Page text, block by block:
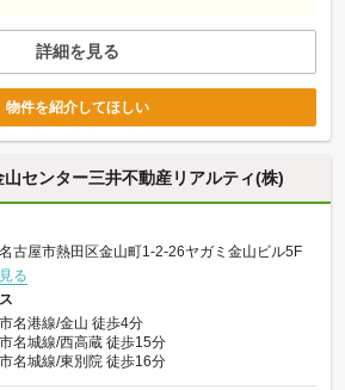
詳細を見る
物件を紹介してほしい
センター三井不動産リアルティ(株)
古屋市熱田区金山町1-2-26ヤガミ金山ビル5F
る
名港線/金山 徒歩4分
名城線/西高蔵 徒歩15分
名城線/東別院 徒歩16分